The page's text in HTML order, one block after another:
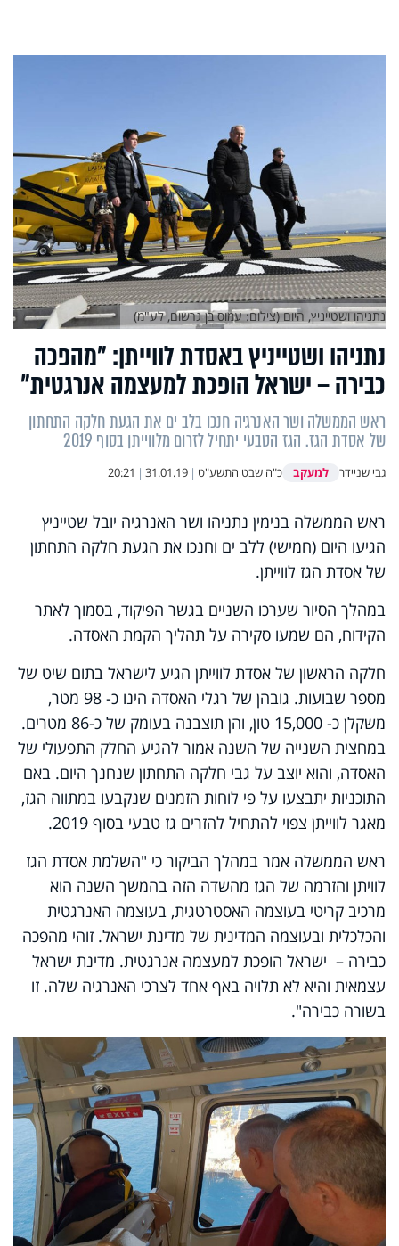
נתניהו ושטייניץ באסדת לווייתן: "מהפכה
כבירה – ישראל הופכת למעצמה אנרגטית"
ראש הממשלה ושר האנרגיה חנכו בלב ים את הגעת חלקה התחתון
של אסדת הגז. הגז הטבעי יתחיל לזרום מלווייתן בסוף 2019
גבי שניידר למעקב כ"ה שבט התשע"ט |
31.01.19
|
20:21
נתניהו ושטייניץ, היום (צילום: עמוס בן גרשום, לע"מ)
ראש הממשלה בנימין נתניהו ושר האנרגיה יובל שטייניץ
הגיעו היום (חמישי) ללב ים וחנכו את הגעת חלקה התחתון
של אסדת הגז לווייתן.
במהלך הסיור שערכו השניים בגשר הפיקוד, בסמוך לאתר
הקידוח, הם שמעו סקירה על תהליך הקמת האסדה.
חלקה הראשון של אסדת לווייתן הגיע לישראל בתום שיט של
מספר שבועות. גובהן של רגלי האסדה הינו כ- 98 מטר,
משקלן כ- 15,000 טון, והן תוצבנה בעומק של כ-86 מטרים.
במחצית השנייה של השנה אמור להגיע החלק התפעולי של
האסדה, והוא יוצב על גבי חלקה התחתון שנחנך היום. באם
התוכניות יתבצעו על פי לוחות הזמנים שנקבעו במתווה הגז,
מאגר לווייתן צפוי להתחיל להזרים גז טבעי בסוף 2019.
ראש הממשלה אמר במהלך הביקור כי "השלמת אסדת הגז
לוויתן והזרמה של הגז מהשדה הזה בהמשך השנה הוא
מרכיב קריטי בעוצמה האסטרטגית, בעוצמה האנרגטית
והכלכלית ובעוצמה המדינית של מדינת ישראל. זוהי מהפכה
כבירה – ישראל הופכת למעצמה אנרגטית. מדינת ישראל
עצמאית והיא לא תלויה באף אחד לצרכי האנרגיה שלה. זו
בשורה כבירה".